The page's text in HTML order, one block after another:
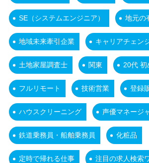
SE（システムエンジニア） 地元の
地域未来牽引企業 キャリアチェン
土地家屋調査士 関東 20代 初
フルリモート 技術営業 登録
ハウスクリーニング 声優マネージ
鉄道乗務員・船舶乗務員 化粧品
定時で帰れる仕事 注目の求人検索